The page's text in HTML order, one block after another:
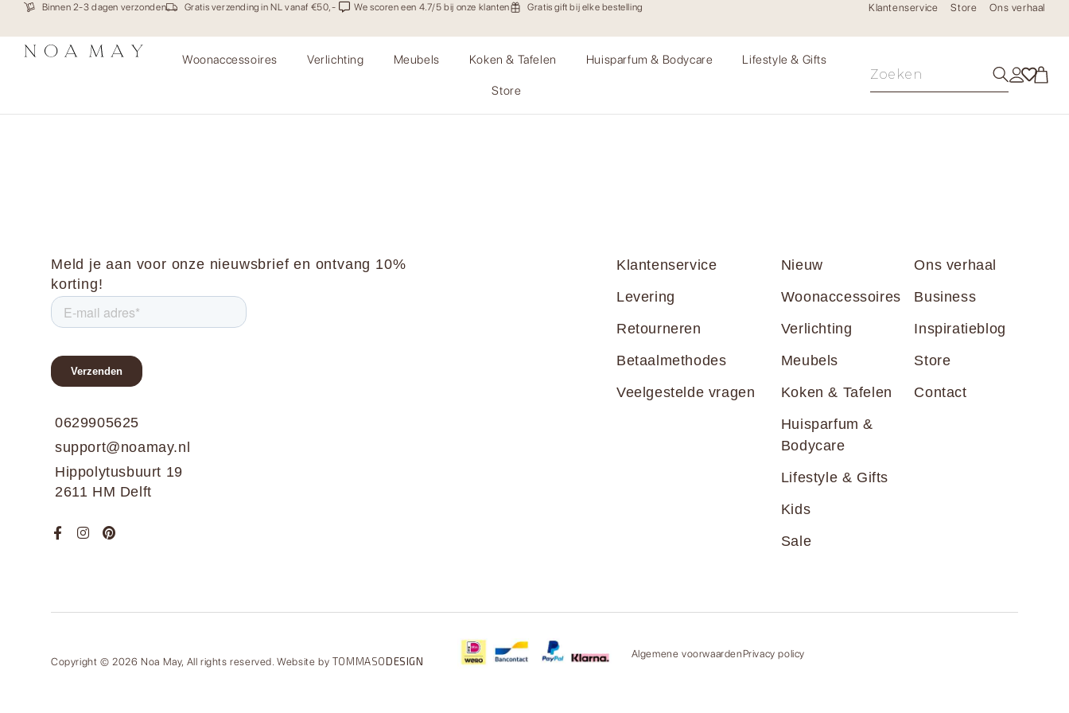
Binnen 2-3 dagen verzonden Gratis verzending in NL vanaf €50,- We scoren een 4.7/5 bij onze klanten Gratis gift bij elke bestelling Klantenservice Store Ons verhaal
Woonaccessoires Verlichting Meubels Koken & Tafelen Huisparfum & Bodycare Lifestyle & Gifts
Store
Meld je aan voor onze nieuwsbrief en ontvang 10%
korting!
0629905625
support@noamay.nl
Hippolytusbuurt 19
2611 HM Delft
Klantenservice
Levering
Retourneren
Betaalmethodes
Veelgestelde vragen
Nieuw
Woonaccessoires
Verlichting
Meubels
Koken & Tafelen
Huisparfum &
Bodycare
Lifestyle & Gifts
Kids
Sale
Ons verhaal
Business
Inspiratieblog
Store
Contact
Copyright © 2026 Noa May, All rights reserved. Website by TOMMASODESIGN
Algemene voorwaardenPrivacy policy